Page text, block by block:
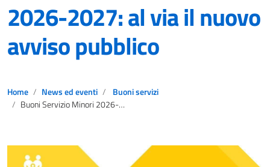
2026-2027: al via il nuovo
avviso pubblico
Home News ed eventi
Buoni servizi
Buoni Servizio Minori 2026-2027: al via il nuovo avviso pubblico